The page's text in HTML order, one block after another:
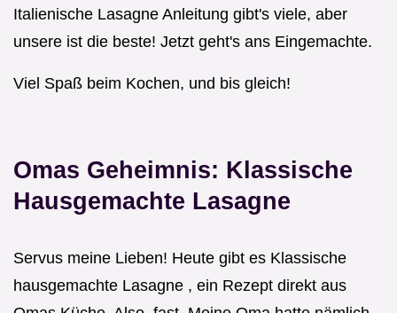
Italienische Lasagne Anleitung gibt's viele, aber
unsere ist die beste! Jetzt geht's ans Eingemachte.
Viel Spaß beim Kochen, und bis gleich!
Omas Geheimnis: Klassische
Hausgemachte Lasagne
Servus meine Lieben! Heute gibt es Klassische
hausgemachte Lasagne , ein Rezept direkt aus